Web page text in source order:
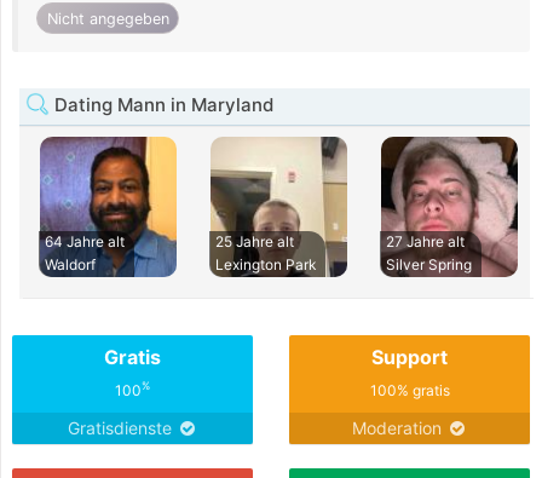
Nicht angegeben
Dating Mann in Maryland
64 Jahre alt
Waldorf
25 Jahre alt
Lexington Park
27 Jahre alt
Silver Spring
Gratis
100%
Gratisdienste
Support
100% gratis
Moderation